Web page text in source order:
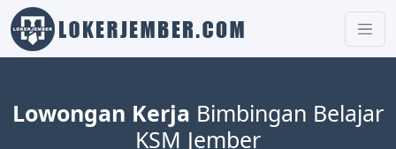
Lowongan Kerja Bimbingan Belajar
KSM Jember